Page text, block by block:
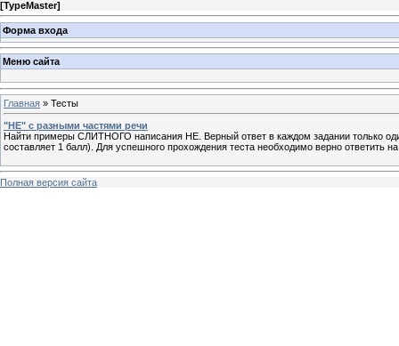
[TypeMaster]
Форма входа
Меню сайта
Главная » Тесты
"НЕ" с разными частями речи
Найти примеры СЛИТНОГО написания НЕ. Верный ответ в каждом задании только
составляет 1 балл). Для успешного прохождения теста необходимо верно ответить
Полная версия сайта